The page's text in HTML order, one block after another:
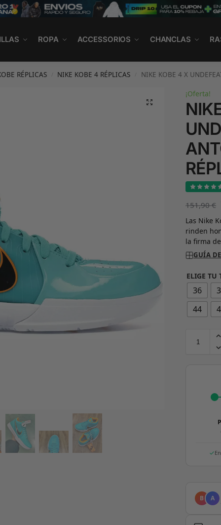
ROPA ACCESSORIOS CHANCLAS
RÉPLICAS NIKE KOBE 4 RÉPLICAS NIKE KOBE 4 X
¡Oferta!
151,90€
Las Nike
rinden
la firma
GUÍA
ELIGE TU
36
44
B A